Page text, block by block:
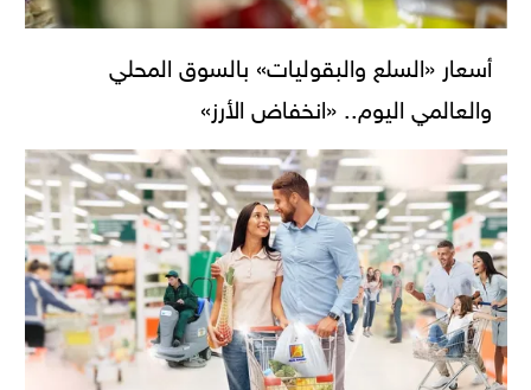
أسعار «السلع والبقوليات» بالسوق المحلي
والعالمي اليوم.. «انخفاض الأرز»